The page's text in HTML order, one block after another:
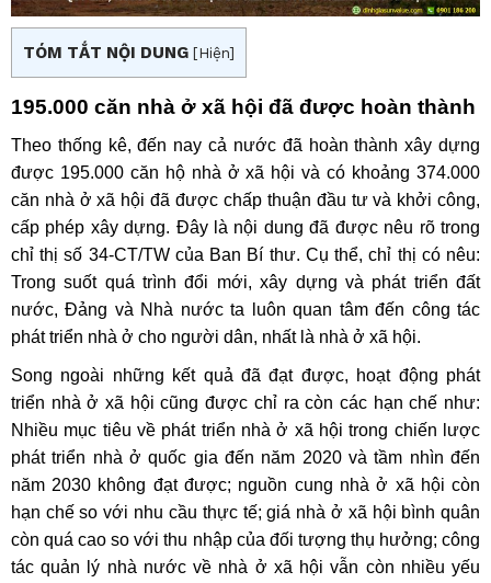
TÓM TẮT NỘI DUNG [Hiện]
195.000 căn nhà ở xã hội đã được hoàn thành
Theo thống kê, đến nay cả nước đã hoàn thành xây dựng
được 195.000 căn hộ nhà ở xã hội và có khoảng 374.000
căn nhà ở xã hội đã được chấp thuận đầu tư và khởi công,
cấp phép xây dựng. Đây là nội dung đã được nêu rõ trong
chỉ thị số 34-CT/TW của Ban Bí thư. Cụ thể, chỉ thị có nêu:
Trong suốt quá trình đổi mới, xây dựng và phát triển đất
nước, Đảng và Nhà nước ta luôn quan tâm đến công tác
phát triển nhà ở cho người dân, nhất là nhà ở xã hội.
Song ngoài những kết quả đã đạt được, hoạt động phát
triển nhà ở xã hội cũng được chỉ ra còn các hạn chế như:
Nhiều mục tiêu về phát triển nhà ở xã hội trong chiến lược
phát triển nhà ở quốc gia đến năm 2020 và tầm nhìn đến
năm 2030 không đạt được; nguồn cung nhà ở xã hội còn
hạn chế so với nhu cầu thực tế; giá nhà ở xã hội bình quân
còn quá cao so với thu nhập của đối tượng thụ hưởng; công
tác quản lý nhà nước về nhà ở xã hội vẫn còn nhiều yếu